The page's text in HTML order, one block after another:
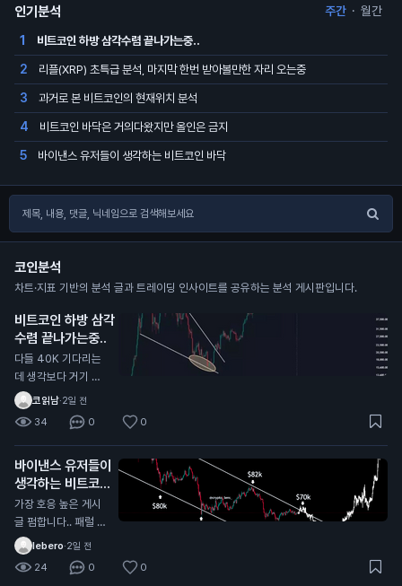
인기분석 주간 · 월간
1 비트코인 하방 삼각수렴 끝나가는중..
2 리플(XRP) 초특급 분석, 마지막 한번 받아볼만한 자리 오는중
3 과거로 본 비트코인의 현재위치 분석
4 비트코인 바닥은 거의다왔지만 올인은 금지
5 바이낸스 유저들이 생각하는 비트코인 바닥
코인분석
차트·지표 기반의 분석 글과 트레이딩 인사이트를 공유하는 분석 게시판입니다.
비트코인 하방 삼각
수렴 끝나가는중..
다들 40K 기다리는
데 생각보다 거기 안
올수도 있음 내가 한
국,해외 전부 커뮤 둘
러본 결과 그 자리에
서 풀매수 기다리는
개미들이 너무많음
코읽남·2일 전
34 0 0
바이낸스 유저들이
생각하는 비트코인
바닥
가장 호응 높은 게시
글 펌합니다.. 패럴 채
널안에서 하방으로 밀
리는중인데 패럴 중단
맞고 올라갈거라는 의
lebero·2일 전
24 0 0